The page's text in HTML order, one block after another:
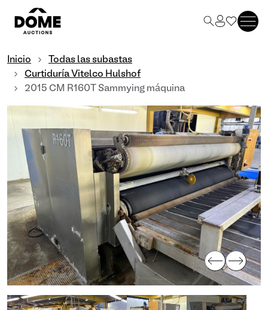
Inicio
Todas las subastas
Curtiduría Vitelco Hulshof
2015 CM R160T Sammying máquina